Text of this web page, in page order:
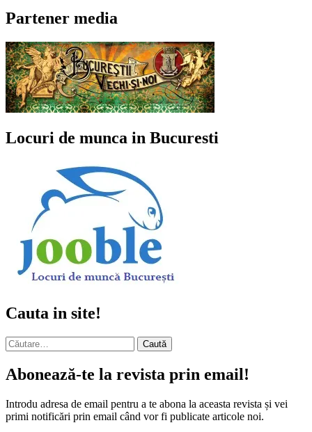
Partener media
Locuri de munca in Bucuresti
Cauta in site!
Caută
după:
Abonează-te la revista prin email!
Introdu adresa de email pentru a te abona la aceasta revista și vei
primi notificări prin email când vor fi publicate articole noi.